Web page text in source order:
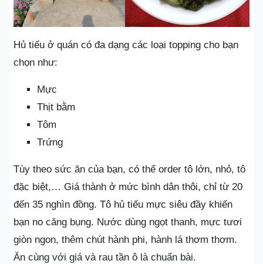
Hủ tiếu ở quán có đa dạng các loại topping cho bạn
chọn như:
Mực
Thịt bằm
Tôm
Trứng
Tùy theo sức ăn của bạn, có thể order tô lớn, nhỏ, tô
đặc biệt,… Giá thành ở mức bình dân thôi, chỉ từ 20
đến 35 nghìn đồng. Tô hủ tiếu mực siêu đầy khiến
bạn no căng bụng. Nước dùng ngọt thanh, mực tươi
giòn ngon, thêm chút hành phi, hành lá thơm thơm.
Ăn cùng với giá và rau tần ô là chuẩn bài.